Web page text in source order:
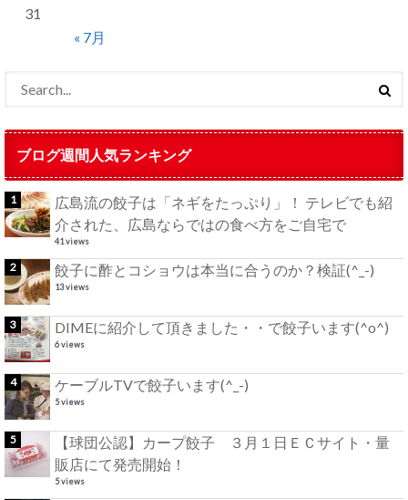
« 7月
31
ブログ週間人気ランキング
広島流の餃子は「ネギをたっぷり」！ テレビでも紹
介された、広島ならではの食べ方をご自宅で
41 views
餃子に酢とコショウは本当に合うのか？検証(^_-)
13 views
DIMEに紹介して頂きました・・で餃子います(^o^)
6 views
ケーブルTVで餃子います(^_-)
5 views
【球団公認】カープ餃子 ３月１日ＥＣサイト・量
販店にて発売開始！
5 views